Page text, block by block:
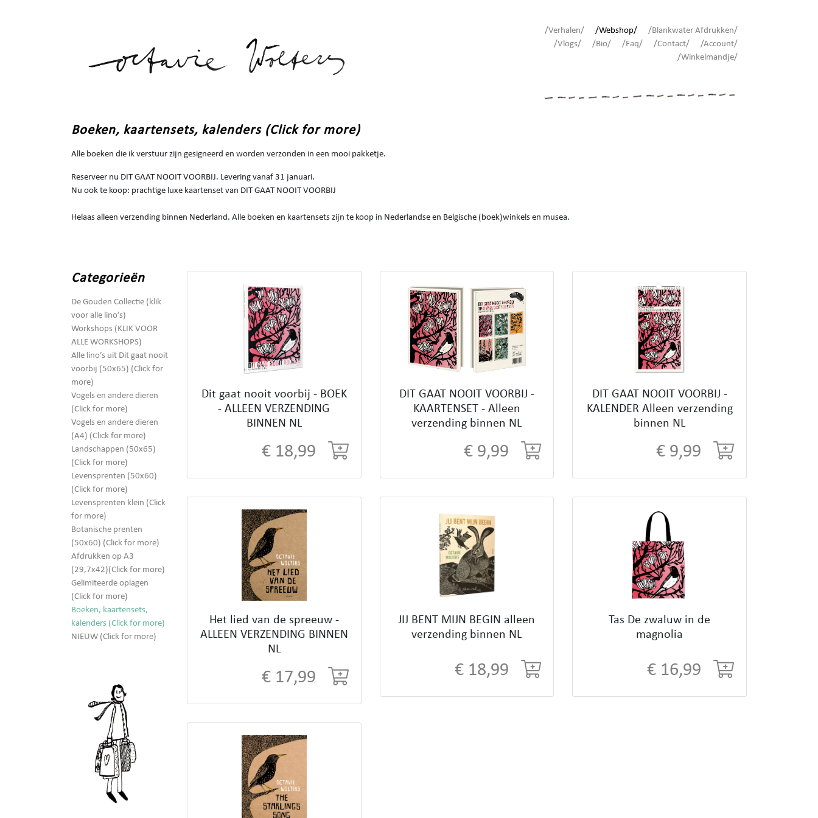
/Verhalen/ /Webshop/
/Blankwater Afdrukken/
/Vlogs/
/Bio/ /Faq/ /Contact/
/Account/
/Winkelmandje/
Boeken, kaartensets, kalenders (Click for more)
Alle boeken die ik verstuur zijn gesigneerd en worden verzonden in een mooi pakketje.
Reserveer nu DIT GAAT NOOIT VOORBIJ. Levering vanaf 31 januari.
Nu ook te koop: prachtige luxe kaartenset van DIT GAAT NOOIT VOORBIJ
Helaas alleen verzending binnen Nederland. Alle boeken en kaartensets zijn te koop in Nederlandse en Belgische (boek)winkels en musea.
Categorieën
De Gouden Collectie (klik
voor alle lino’s)
Workshops (KLIK VOOR
ALLE WORKSHOPS)
Alle lino’s uit Dit gaat nooit
voorbij (50x65) (Click for
more)
Vogels en andere dieren
(Click for more)
Vogels en andere dieren
(A4) (Click for more)
Landschappen (50x65)
(Click for more)
Levensprenten (50x60)
(Click for more)
Levensprenten klein (Click
for more)
Botanische prenten
(50x60) (Click for more)
Afdrukken op A3
(29,7x42)(Click for more)
Gelimiteerde oplagen
(Click for more)
Boeken, kaartensets,
kalenders (Click for more)
NIEUW (Click for more)
Dit gaat nooit voorbij - BOEK
- ALLEEN VERZENDING
BINNEN NL
€ 18,99
DIT GAAT NOOIT VOORBIJ -
KAARTENSET - Alleen
verzending binnen NL
€ 9,99
DIT GAAT NOOIT VOORBIJ -
KALENDER Alleen verzending
binnen NL
€ 9,99
Het lied van de spreeuw -
ALLEEN VERZENDING BINNEN
NL
€ 17,99
JIJ BENT MIJN BEGIN alleen
verzending binnen NL
€ 18,99
Tas De zwaluw in de
magnolia
€ 16,99